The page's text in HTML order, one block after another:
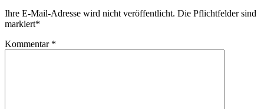
Ihre E-Mail-Adresse wird nicht veröffentlicht. Die Pflichtfelder sind
markiert*
Kommentar *